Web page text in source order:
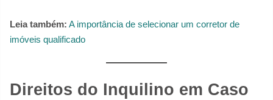
Leia também: A importância de selecionar um corretor de
imóveis qualificado
Direitos do Inquilino em Caso